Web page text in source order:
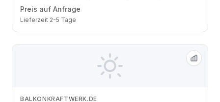
Preis auf Anfrage
Lieferzeit 2-5 Tage
BALKONKRAFTWERK.DE